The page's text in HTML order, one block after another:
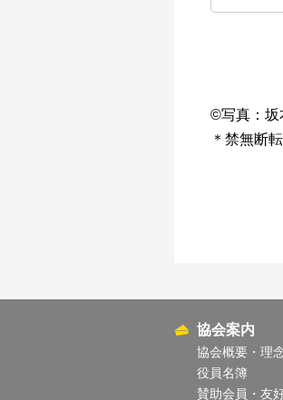
©写真：坂
＊禁無断
協会案内
協会概要・理
役員名簿
賛助会員・友